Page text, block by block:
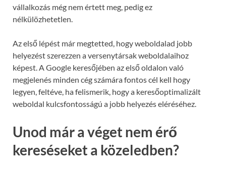
vállalkozás még nem értett meg, pedig ez
nélkülözhetetlen.
Az első lépést már megtetted, hogy weboldalad jobb
helyezést szerezzen a versenytársak weboldalaihoz
képest. A Google keresőjében az első oldalon való
megjelenés minden cég számára fontos cél kell hogy
legyen, feltéve, ha felismerik, hogy a keresőoptimalizált
weboldal kulcsfontosságú a jobb helyezés eléréséhez.
Unod már a véget nem érő
kereséseket a közeledben?